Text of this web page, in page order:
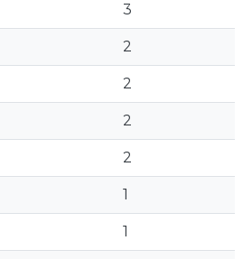
3
2
2
2
2
1
1